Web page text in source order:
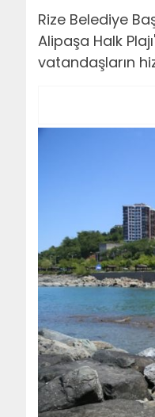
Rize Belediye
Alipaşa Halk
vatandaşların